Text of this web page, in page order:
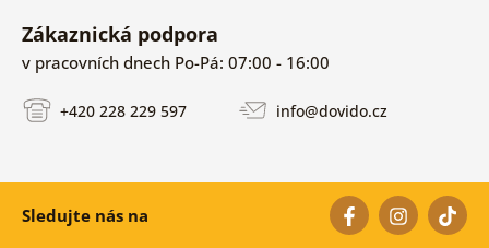
Zákaznická podpora
v pracovních dnech Po-Pá: 07:00 - 16:00
+420 228 229 597 info@dovido.cz
Sledujte nás na